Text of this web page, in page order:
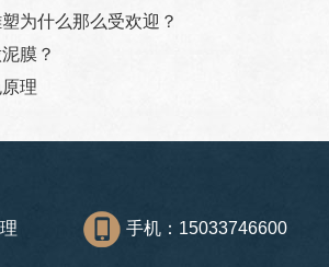
为什么那么受欢迎？
膜？
理
手机：15033746600